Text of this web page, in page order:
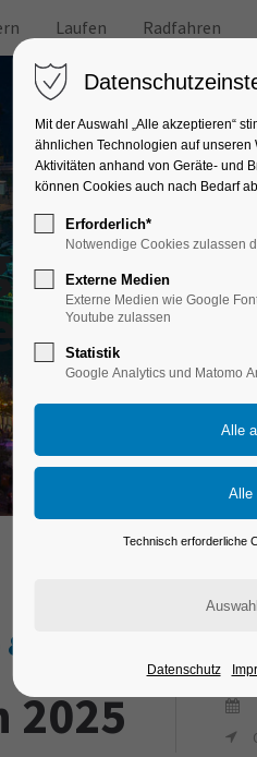
Laufen Radfahren
Radfahren und anderen
maritime
2025
Mit der Auswahl „Alle akzeptieren“
ähnlichen Technologien auf unseren
Aktivitäten anhand von Geräte- und
können Cookies auch nach Bedarf
Erforderlich*
Notwendige Cookies zulassen
Externe Medien
Externe Medien wie Google
Youtube zulassen
Statistik
Google Analytics und Matomo
Technisch erforderliche
Datenschutz